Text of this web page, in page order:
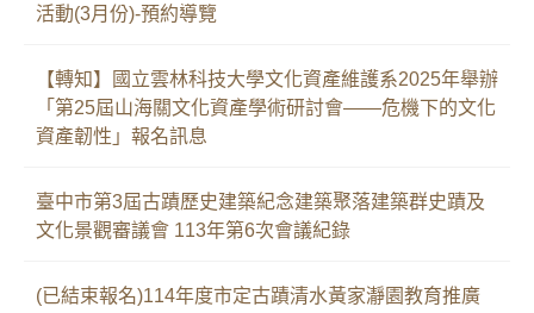
活動(3月份)-預約導覽
【轉知】國立雲林科技大學文化資產維護系2025年舉辦
「第25屆山海關文化資產學術研討會——危機下的文化
資產韌性」報名訊息
臺中市第3屆古蹟歷史建築紀念建築聚落建築群史蹟及
文化景觀審議會 113年第6次會議紀錄
(已結束報名)114年度市定古蹟清水黃家瀞園教育推廣